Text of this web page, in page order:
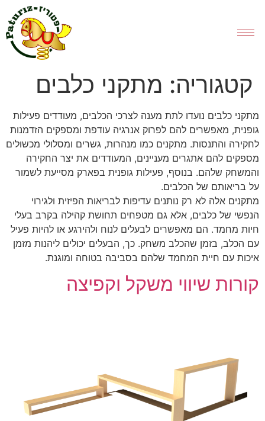
קטגוריה: מתקני כלבים
מתקני כלבים נועדו לתת מענה לצרכי הכלבים, מעודדים פעילות
גופנית, מאפשרים להם לפרוק אנרגיה עודפת ומספקים הזדמנות
לחקירה והתנסות. מתקנים כמו מנהרות, גשרים ומסלולי מכשולים
מספקים להם אתגרים מעניינים, המעודדים את יצר החקירה
והמשחק שלהם. בנוסף, פעילות גופנית בפארק מסייעת לשמור
על בריאותם של הכלבים.
מתקנים אלה לא רק נותנים עדיפות לבריאות הפיזית ולגירוי
הנפשי של כלבים, אלא גם מטפחים תחושת קהילה בקרב בעלי
חיות מחמד. הם מאפשרים לבעלים לנוח ולהירגע או להיות פעיל
עם הכלב, בזמן שהכלב משחק. כך, הבעלים יכולים ליהנות מזמן
איכות עם חיית המחמד שלהם בסביבה בטוחה ומוגנת.
קורות שיווי משקל וקפיצה